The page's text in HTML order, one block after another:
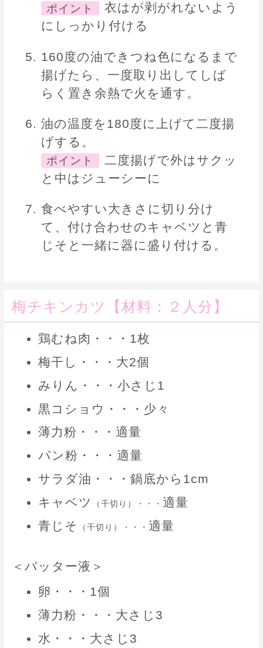
ポイント
衣はが剥がれないよう
にしっかり付ける
160度の油できつね色になるまで
揚げたら、一度取り出してしば
らく置き余熱で火を通す。
油の温度を180度に上げて二度揚
げする。
ポイント
二度揚げで外はサクッ
と中はジューシーに
食べやすい大きさに切り分け
て、付け合わせのキャベツと青
じそと一緒に器に盛り付ける。
梅チキンカツ【材料：２人分】
鶏むね肉・・・1枚
梅干し・・・大2個
みりん・・・小さじ1
黒コショウ・・・少々
薄力粉・・・適量
パン粉・・・適量
サラダ油・・・鍋底から1cm
キャベツ
（千切り）・・・ 適量
青じそ
（千切り）・・・ 適量
＜バッター液＞
卵・・・1個
薄力粉・・・大さじ3
水・・・大さじ3